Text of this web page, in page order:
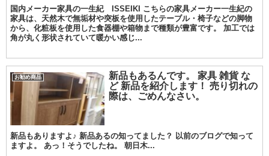
国内メーカー家具の一生紀 ISSEIKI こちらの家具メーカー一生紀の
家具は、天然木で無垢材や突板を使用したテーブル・椅子などの脚物
から、化粧板を使用した食器棚や箱物まで種類が豊富です。 加工では
角が丸く形状されていて暖かい感じ...
お勧め商品
新品もあるんです。 家具 雑貨 な
ど 新品を紹介します！ 売り切れの
際は、ごめんなさい。
新品もありますよ♪ 新品あるの知ってました？ 以前のブログで知って
ますよ。 あっ！そうでしたね。 朝日木...